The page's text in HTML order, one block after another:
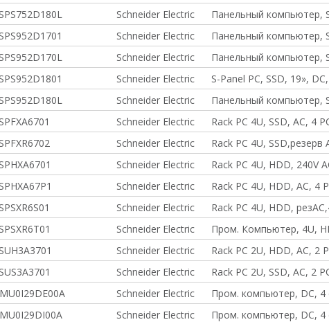
Schneider Electric Панельный компьютер,
Schneider Electric Панельный компьютер,
Schneider Electric Панельный компьютер,
Schneider Electric S-Panel PC, SSD, 19»,
Schneider Electric Панельный компьютер,
Schneider Electric Rack PC 4U, SSD, AC, 4
Schneider Electric Rack PC 4U, SSD,резерв
Schneider Electric Rack PC 4U, HDD, 240V
Schneider Electric Rack PC 4U, HDD, AC, 4
Schneider Electric Rack PC 4U, HDD,
Schneider Electric Пром. Компьютер, 4U,
Schneider Electric Rack PC 2U, HDD, AC, 2
Schneider Electric Rack PC 2U, SSD, AC, 2
Schneider Electric Пром. компьютер, DC, 4
Schneider Electric Пром. компьютер, DC, 4